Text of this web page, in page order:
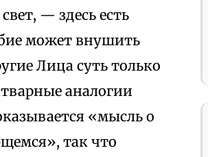
— здесь есть
может внушить
Лица суть только
аналогии
«мысль о
так что